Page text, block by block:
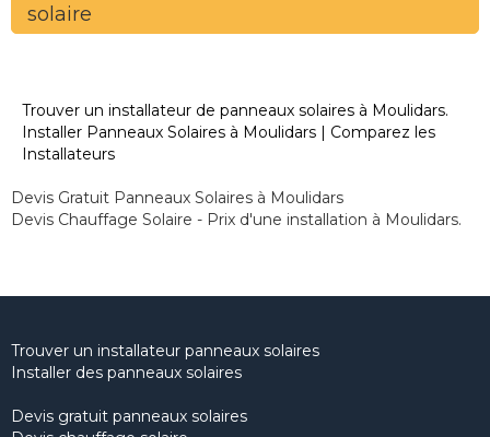
solaire
Trouver un installateur de panneaux solaires à Moulidars.
Installer Panneaux Solaires à Moulidars | Comparez les
Installateurs
Devis Gratuit Panneaux Solaires à Moulidars
Devis Chauffage Solaire - Prix d'une installation à Moulidars.
Trouver un installateur panneaux solaires
Installer des panneaux solaires
Devis gratuit panneaux solaires